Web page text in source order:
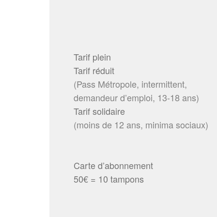
Tarif plein
Tarif réduit
(Pass Métropole, intermittent,
demandeur d’emploi, 13-18 ans)
Tarif solidaire
(moins de 12 ans, minima sociaux)
Carte d’abonnement
50€ = 10 tampons